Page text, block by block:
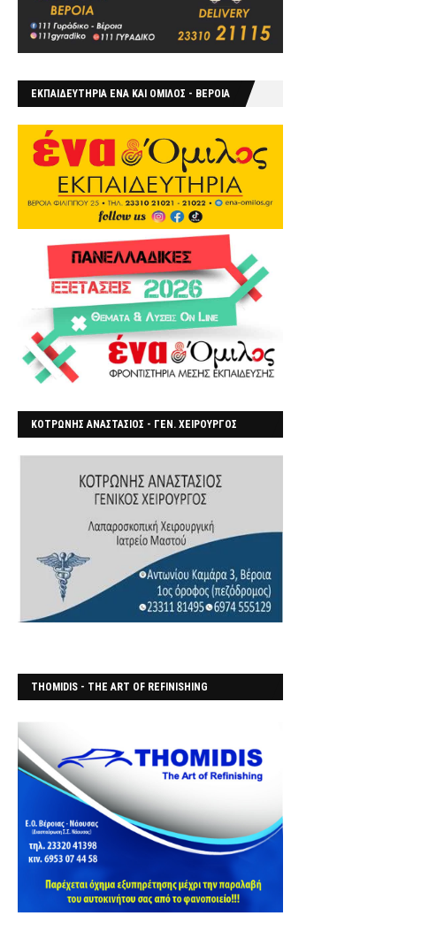
ΕΚΠΑΙΔΕΥΤΗΡΙΑ ΕΝΑ ΚΑΙ ΟΜΙΛΟΣ - ΒΕΡΟΙΑ
ΚΟΤΡΩΝΗΣ ΑΝΑΣΤΑΣΙΟΣ - ΓΕΝ. ΧΕΙΡΟΥΡΓΟΣ
THOMIDIS - THE ART OF REFINISHING